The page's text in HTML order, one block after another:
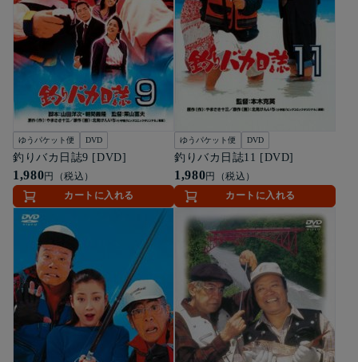
ゆうパケット便 DVD
釣りバカ日誌9 [DVD]
1,980円（税込）
カートに入れる
ゆうパケット便 DVD
釣りバカ日誌11 [DVD]
1,980円（税込）
カートに入れる